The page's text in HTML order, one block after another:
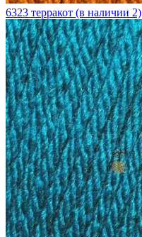
6323 терракот (в наличии 2)